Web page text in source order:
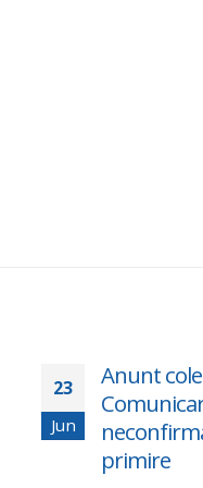
23
Jun
Anunt
primire